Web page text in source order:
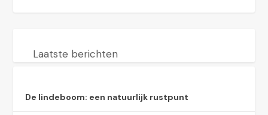
Laatste berichten
De lindeboom: een natuurlijk rustpunt